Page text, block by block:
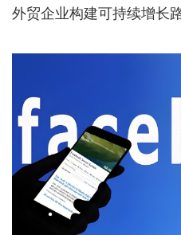
外贸企业构建可持续增长路